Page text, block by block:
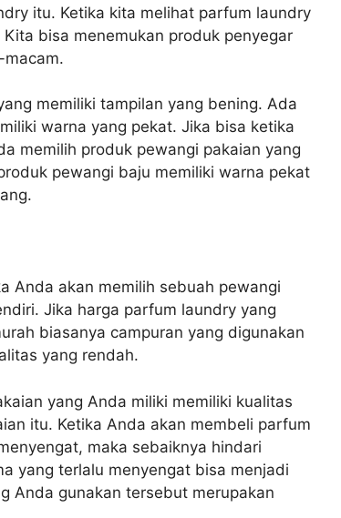
itu. Ketika kita melihat parfum laundry
bisa menemukan produk penyegar
macam.
memiliki tampilan yang bening. Ada
warna yang pekat. Jika bisa ketika
memilih produk pewangi pakaian yang
pewangi baju memiliki warna pekat
Anda akan memilih sebuah pewangi
Jika harga parfum laundry yang
biasanya campuran yang digunakan
yang rendah.
yang Anda miliki memiliki kualitas
itu. Ketika Anda akan membeli parfum
maka sebaiknya hindari
yang terlalu menyengat bisa menjadi
Anda gunakan tersebut merupakan